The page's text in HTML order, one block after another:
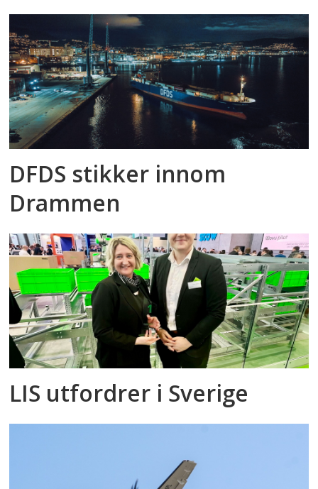
DFDS stikker innom
Drammen
LIS utfordrer i Sverige